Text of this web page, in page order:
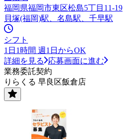
福岡県福岡市東区松島5丁目11-19
貝塚(福岡)駅、名島駅、千早駅
シフト
1日1時間 週1日からOK
詳細を見る
応募画面に進む
業務委託契約
りらくる 早良区飯倉店